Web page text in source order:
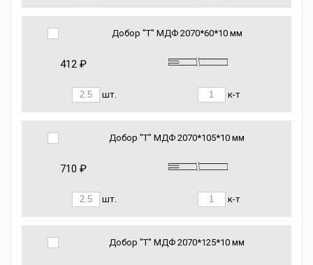
Добор "Т" МДФ 2070*60*10 мм
412 ₽
шт. к-т
Добор "Т" МДФ 2070*105*10 мм
710 ₽
шт. к-т
Добор "Т" МДФ 2070*125*10 мм